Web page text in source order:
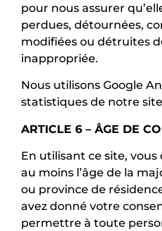
pour nous assurer
perdues, détournées,
modifiées ou détruites
inappropriée.
Nous utilisons Google
statistiques de notre
ARTICLE 6 – ÂGE DE
En utilisant ce site, vous
au moins l’âge de la
ou province de
avez donné votre
permettre à toute